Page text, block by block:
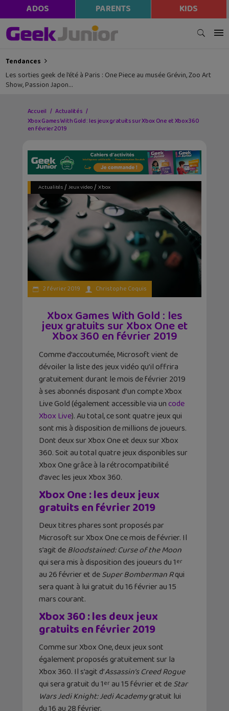
ADOS PARENTS KIDS
Tendances
Les sorties geek de l’été à Paris : One Piece au musée Grévin, Zoo Art
Show, Passion Japon…
Accueil
Actualités
Xbox Games With Gold : les jeux gratuits sur Xbox One et Xbox 360
en février 2019
Actualités/ Jeux video/ Xbox
2 février 2019 Christophe Coquis
Xbox Games With Gold : les
jeux gratuits sur Xbox One et
Xbox 360 en février 2019
Comme d’accoutumée, Microsoft vient de
dévoiler la liste des jeux vidéo qu’il offrira
gratuitement durant le mois de février 2019
à ses abonnés disposant d’un compte Xbox
Live Gold (également accessible via uncode
Xbox Live). Au total, ce sont quatre jeux qui
sont mis à disposition de millions de joueurs.
Dont deux sur Xbox One et deux sur Xbox
360. Soit au total quatre jeux disponibles sur
Xbox One grâce à la rétrocompatibilité
d’avec les jeux Xbox 360.
Xbox One : les deux jeux
gratuits en février 2019
Deux titres phares sont proposés par
Microsoft sur Xbox One ce mois de février. Il
s’agit deBloodstained: Curse of the Moon
qui sera mis à disposition des joueurs du 1er
au 26 février et deSuper Bomberman Rqui
sera quant à lui gratuit du 16 février au 15
mars courant.
Xbox 360 : les deux jeux
gratuits en février 2019
Comme sur Xbox One, deux jeux sont
également proposés gratuitement sur la
Xbox 360. Il s’agit d’Assassin’sCreed Rogue
qui sera gratuit du 1er au 15 février et deStar
Wars Jedi Knight: Jedi Academygratuit lui